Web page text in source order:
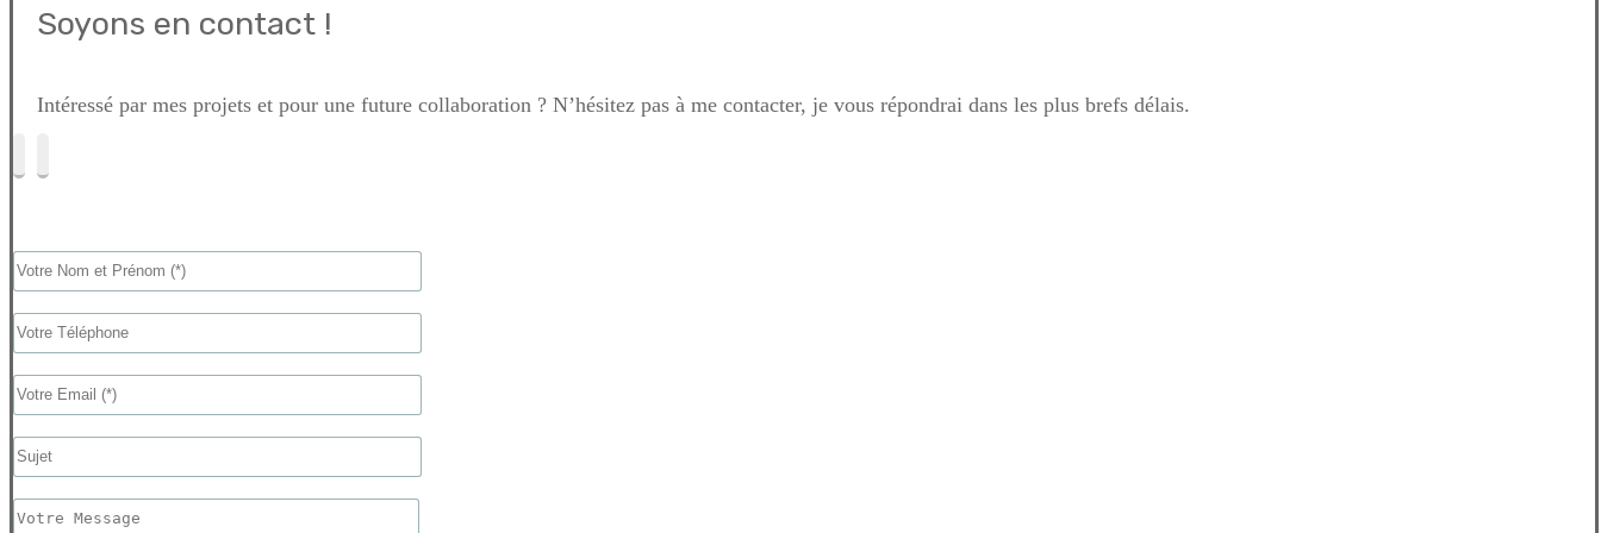
Soyons en contact !
Intéressé par mes projets et pour une future collaboration ? N’hésitez pas à me contacter, je vous répondrai dans les plus brefs délais.